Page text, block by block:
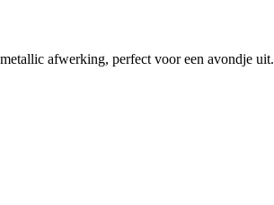
afwerking, perfect voor een avondje uit.